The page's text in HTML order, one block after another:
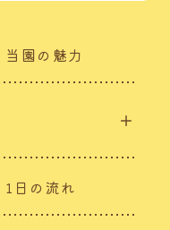
当園の魅力
1日の流れ